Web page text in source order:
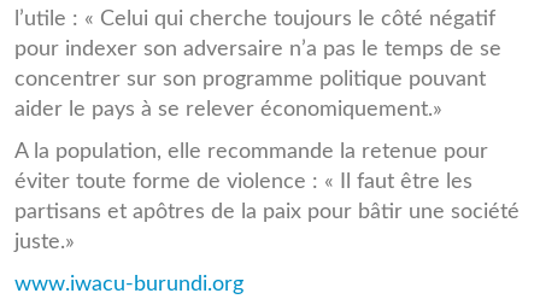
l’utile : « Celui qui cherche toujours le côté négatif
pour indexer son adversaire n’a pas le temps de se
concentrer sur son programme politique pouvant
aider le pays à se relever économiquement.»
A la population, elle recommande la retenue pour
éviter toute forme de violence : « Il faut être les
partisans et apôtres de la paix pour bâtir une société
juste.»
www.iwacu-burundi.org